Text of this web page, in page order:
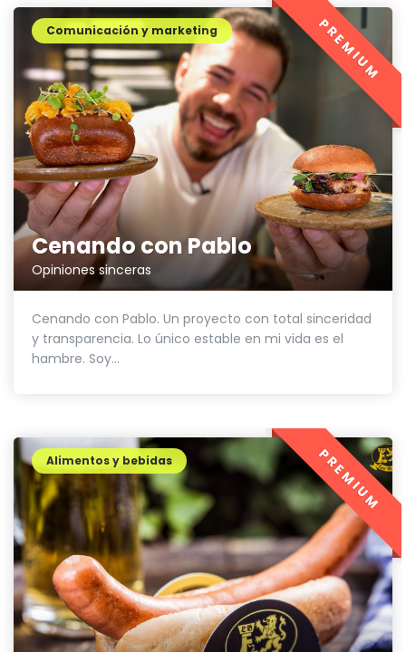
Cenando con Pablo
Opiniones sinceras
Comunicación y marketing
Cenando con Pablo. Un proyecto con total sinceridad
y transparencia. Lo único estable en mi vida es el
hambre. Soy...
PREMIUM
Alimentos y bebidas PREMIUM